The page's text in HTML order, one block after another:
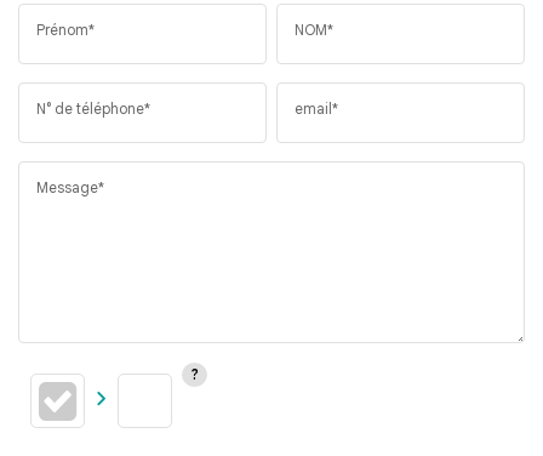
Prénom* NOM*
N° de téléphone* email*
Message*